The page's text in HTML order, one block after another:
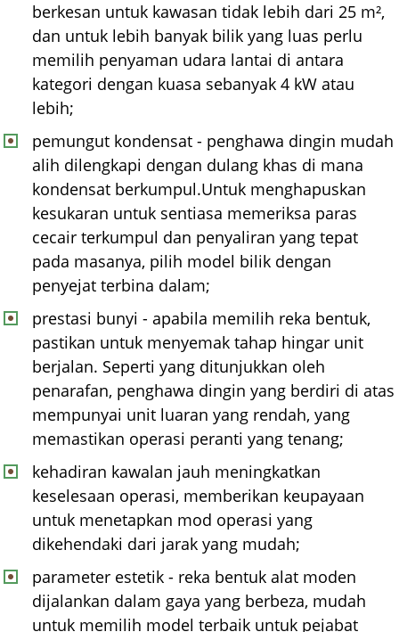
berkesan untuk kawasan tidak lebih dari 25 m²,
dan untuk lebih banyak bilik yang luas perlu
memilih penyaman udara lantai di antara
kategori dengan kuasa sebanyak 4 kW atau
lebih;
pemungut kondensat - penghawa dingin mudah
alih dilengkapi dengan dulang khas di mana
kondensat berkumpul.Untuk menghapuskan
kesukaran untuk sentiasa memeriksa paras
cecair terkumpul dan penyaliran yang tepat
pada masanya, pilih model bilik dengan
penyejat terbina dalam;
prestasi bunyi - apabila memilih reka bentuk,
pastikan untuk menyemak tahap hingar unit
berjalan. Seperti yang ditunjukkan oleh
penarafan, penghawa dingin yang berdiri di atas
mempunyai unit luaran yang rendah, yang
memastikan operasi peranti yang tenang;
kehadiran kawalan jauh meningkatkan
keselesaan operasi, memberikan keupayaan
untuk menetapkan mod operasi yang
dikehendaki dari jarak yang mudah;
parameter estetik - reka bentuk alat moden
dijalankan dalam gaya yang berbeza, mudah
untuk memilih model terbaik untuk pejabat